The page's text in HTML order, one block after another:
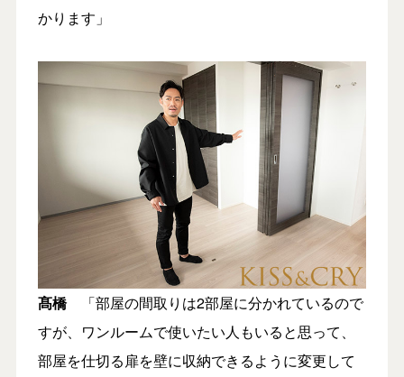
かります」
髙橋「部屋の間取りは2部屋に分かれているので
すが、ワンルームで使いたい人もいると思って、
部屋を仕切る扉を壁に収納できるように変更して